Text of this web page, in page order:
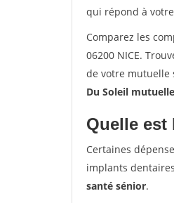
qui répond à
Comparez les
06200 NICE.
de votre mutuelle
Du Soleil
Quelle est
Certaines
implants
santé sénior.